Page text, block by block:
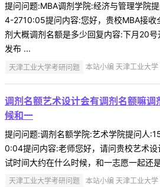
提问问题:MBA调剂学院:经济与管理学院
4-2710:05提问内容:您好，贵校MBA接收
剂大概调剂名额是多少回复内容:下月20
发布 ...
天津工业大学考研问题 本站小编 天津工业大
调剂名额艺术设计会有调剂名额嘛
候和一
提问问题:调剂名额学院:艺术学院提问人
0:04提问内容:老师您好，请问贵校艺术
试时间大约在什么时候，和一志愿一起还
天津工业大学考研问题 本站小编 天津工业大